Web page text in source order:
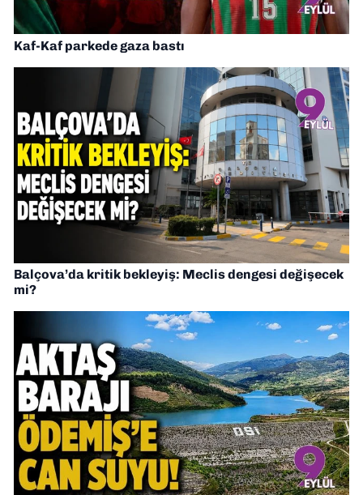
Kaf-Kaf parkede gaza bastı
Balçova’da kritik bekleyiş: Meclis dengesi değişecek
mi?